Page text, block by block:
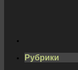
Рубрики